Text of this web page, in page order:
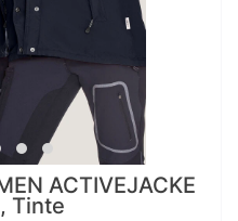
ACTIVEJACKE
Tinte